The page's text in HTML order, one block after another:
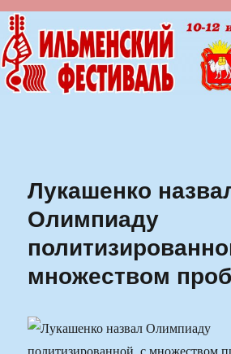
Ильменский
Лукашенко
Олимпиаду
множеством